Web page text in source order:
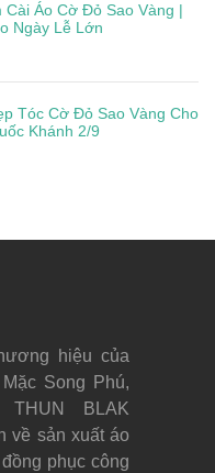
Cài Áo Cờ Đỏ Sao Vàng |
Ngày Lễ Lớn
Tóc Cờ Đỏ Sao Vàng Cho
Khánh 2/9
hiệu của
Song Phú,
BLAK
về sản xuất áo
phục công